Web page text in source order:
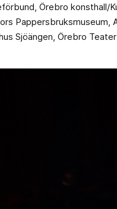
Örebro konsthall/
Pappersbruksmuseum,
Sjöängen, Örebro